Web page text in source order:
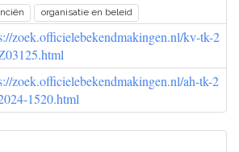
organisatie en beleid
zoek.officielebekendmakingen.nl/kv-tk-2
zoek.officielebekendmakingen.nl/ah-tk-2
1520.html